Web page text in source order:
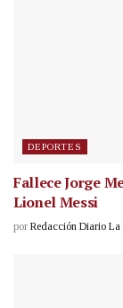
DEPORTES
Fallece Jorge
Lionel Messi
por Redacción Diario La